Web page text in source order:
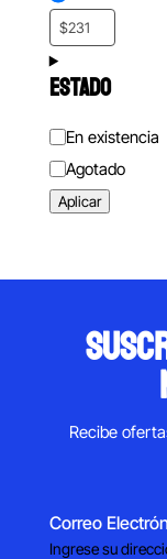
ESTADO
Estado
En existencia
Agotado
Aplicar
Recibe
Correo
Ingrese su